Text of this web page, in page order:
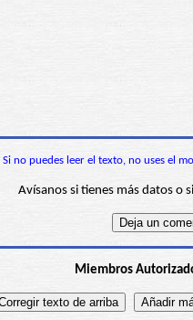
Si no puedes leer el texto, no uses el
Avísanos si tienes más datos o
Miembros